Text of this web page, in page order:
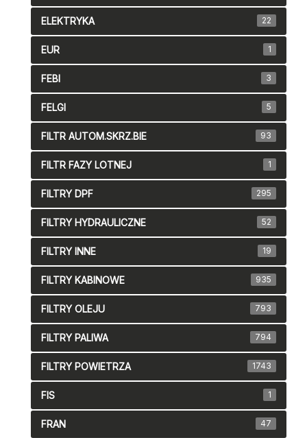
ELEKTRYKA 22
EUR 1
FEBI 3
FELGI 5
FILTR AUTOM.SKRZ.BIE 93
FILTR FAZY LOTNEJ 1
FILTRY DPF 295
FILTRY HYDRAULICZNE 52
FILTRY INNE 19
FILTRY KABINOWE 935
FILTRY OLEJU 793
FILTRY PALIWA 794
FILTRY POWIETRZA 1743
FIS 1
FRAN 47